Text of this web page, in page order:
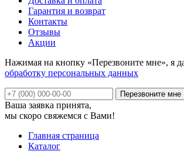
Гарантия и возврат
Контакты
Отзывы
Акции
Нажимая на кнопку «Перезвоните мне», я
обработку персональных данных
Ваша заявка принята,
мы скоро свяжемся с Вами!
Главная страница
Каталог